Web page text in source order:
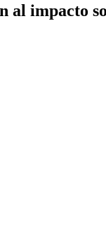
al impacto